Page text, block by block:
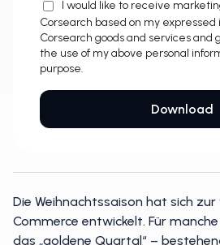
Die Weihnachtssaison hat sich
Commerce entwickelt. Für